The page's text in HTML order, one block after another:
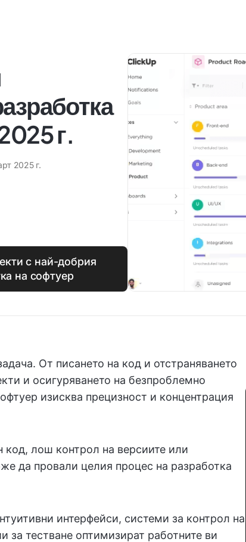
г.
2025 г.
с най-добрия
на софтуер
От писането на код и отстраняването
и осигуряването на безпроблемно
изисква прецизност и концентрация
код, лош контрол на версиите или
да провали целия процес на разработка
интерфейси, системи за контрол на
за тестване оптимизират работните ви